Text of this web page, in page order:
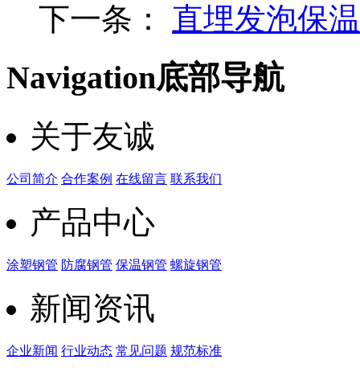
下一条： 直埋发泡保
Navigation底部导航
关于友诚
公司简介 合作案例 在线留言 联系我们
产品中心
涂塑钢管 防腐钢管 保温钢管 螺旋钢管
新闻资讯
企业新闻 行业动态 常见问题 规范标准